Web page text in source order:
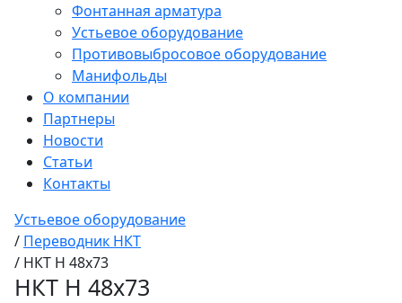
Фонтанная арматура
Устьевое оборудование
Противовыбросовое оборудование
Манифольды
О компании
Партнеры
Новости
Статьи
Контакты
Устьевое оборудование
/ Переводник НКТ
/ НКТ Н 48х73
НКТ Н 48х73